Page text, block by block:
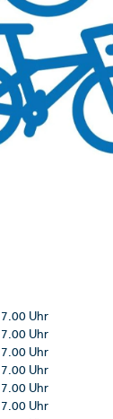
Uhr
Uhr
Uhr
Uhr
Uhr
Uhr